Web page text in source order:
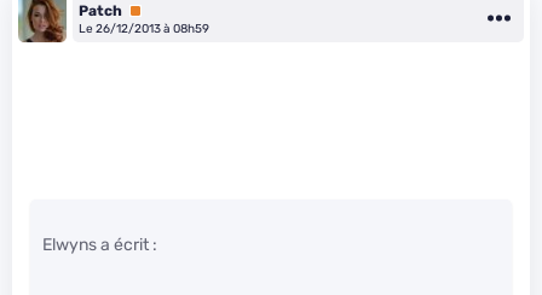
Patch Premium
Le 26/12/2013 à 08h59
Elwyns a écrit :